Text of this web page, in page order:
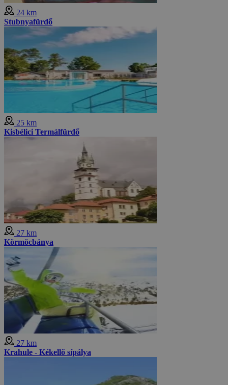
24 km
Stubnyafürdő
25 km
Kisbélici Termálfürdő
27 km
Körmöcbánya
27 km
Krahule - Kékellő sípálya